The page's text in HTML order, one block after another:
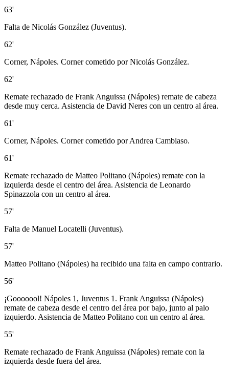
63'
Falta de Nicolás González (Juventus).
62'
Corner, Nápoles. Corner cometido por Nicolás González.
62'
Remate rechazado de Frank Anguissa (Nápoles) remate de cabeza
desde muy cerca. Asistencia de David Neres con un centro al área.
61'
Corner, Nápoles. Corner cometido por Andrea Cambiaso.
61'
Remate rechazado de Matteo Politano (Nápoles) remate con la
izquierda desde el centro del área. Asistencia de Leonardo
Spinazzola con un centro al área.
57'
Falta de Manuel Locatelli (Juventus).
57'
Matteo Politano (Nápoles) ha recibido una falta en campo contrario.
56'
¡Gooooool! Nápoles 1, Juventus 1. Frank Anguissa (Nápoles)
remate de cabeza desde el centro del área por bajo, junto al palo
izquierdo. Asistencia de Matteo Politano con un centro al área.
55'
Remate rechazado de Frank Anguissa (Nápoles) remate con la
izquierda desde fuera del área.